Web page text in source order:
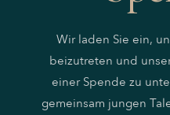
Wir laden Sie ein,
beizutreten und
einer Spende zu
gemeinsam jungen